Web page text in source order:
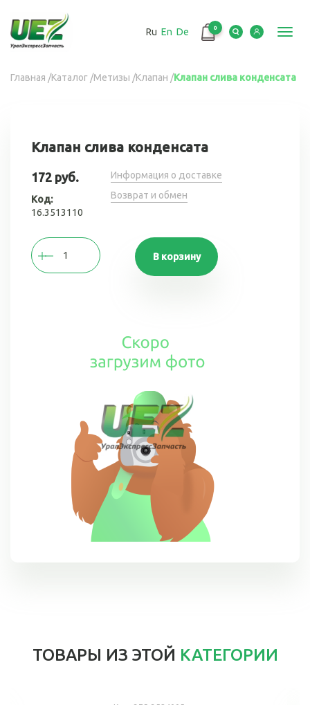
основному
содержанию
Ru En De 0
Вы
Главная /Каталог /Метизы /Клапан /Клапан слива конденсата
Клапан слива конденсата
172 руб.
Код:
16.3513110
Информация о доставке
Возврат и обмен
В корзину
ТОВАРЫ ИЗ ЭТОЙ КАТЕГОРИИ